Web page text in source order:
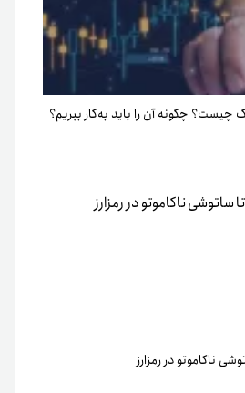
چیست؟ چگونه آن را باید به‌کار ببریم؟
ناکاموتو در رمزارز